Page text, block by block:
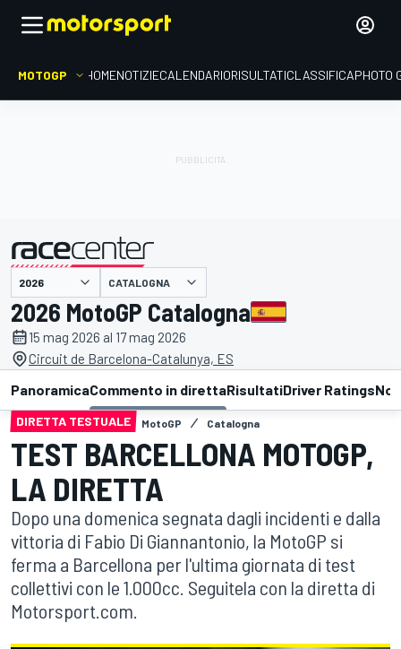
MOTOGP HOMENOTIZIECALENDARIORISULTATICLASSIFICAPHOTO
CATALOGNA
2026 MotoGP Catalogna
15 mag 2026 al 17 mag 2026
Circuit de Barcelona-Catalunya, ES
PanoramicaCommento in direttaRisultatiDriver Ratings
DIRETTA TESTUALE MotoGP Catalogna
TEST BARCELLONA MOTOGP,
LA DIRETTA
Dopo una domenica segnata dagli incidenti e dalla
vittoria di Fabio Di Giannantonio, la MotoGP si
ferma a Barcellona per l'ultima giornata di test
collettivi con le 1.000cc. Seguitela con la diretta di
Motorsport.com.